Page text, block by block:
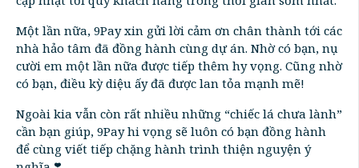
Một lần nữa, 9Pay xin gửi lời cảm ơn chân thành tới các
nhà hảo tâm đã đồng hành cùng dự án. Nhờ có bạn, nụ
cười em một lần nữa được tiếp thêm hy vọng. Cũng nhờ
có bạn, điều kỳ diệu ấy đã được lan tỏa mạnh mẽ!
Ngoài kia vẫn còn rất nhiều những “chiếc lá chưa lành”
cần bạn giúp, 9Pay hi vọng sẽ luôn có bạn đồng hành
để cùng viết tiếp chặng hành trình thiện nguyện ý